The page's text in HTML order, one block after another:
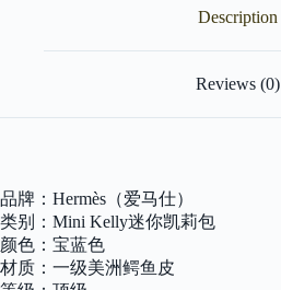
美
皮
手
工
缝
制
Description
Reviews (0)
品牌：Hermès（爱马仕）
类别：Mini Kelly迷你凯莉包
颜色：宝蓝色
材质：一级美洲鳄鱼皮